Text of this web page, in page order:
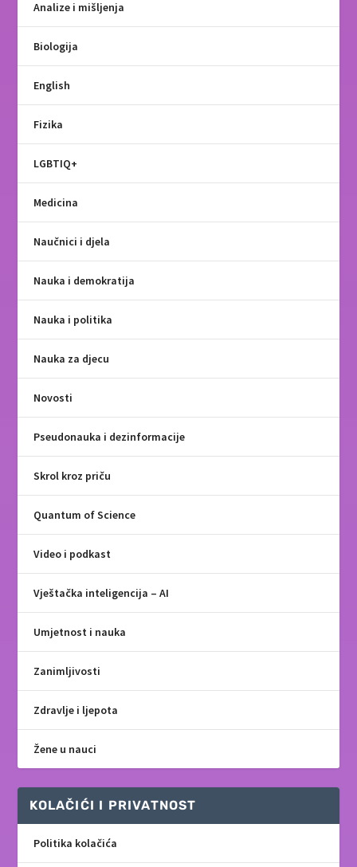
Analize i mišljenja
Biologija
English
Fizika
LGBTIQ+
Medicina
Naučnici i djela
Nauka i demokratija
Nauka i politika
Nauka za djecu
Novosti
Pseudonauka i dezinformacije
Skrol kroz priču
Quantum of Science
Video i podkast
Vještačka inteligencija – AI
Umjetnost i nauka
Zanimljivosti
Zdravlje i ljepota
Žene u nauci
KOLAČIĆI I PRIVATNOST
Politika kolačića